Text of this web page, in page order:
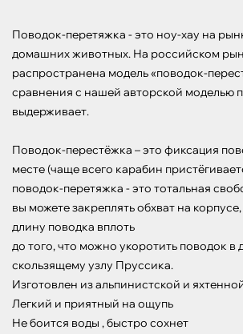
Поводок-перетяжка - это ноу-хау на
домашних животных. На российском
распространена модель «поводок-
сравнения с нашей авторской моделью
выдерживает.
Поводок-перестёжка – это фиксация
месте (чаще всего карабин
поводок-перетяжка - это тотальная
вы можете закреплять обхват на
длину поводка вплоть
до того, что можно укоротить поводок в
скользящему узлу Пруссика.
Изготовлен из альпинистской и
Легкий и приятный на ощупь
Не боится воды , быстро сохнет